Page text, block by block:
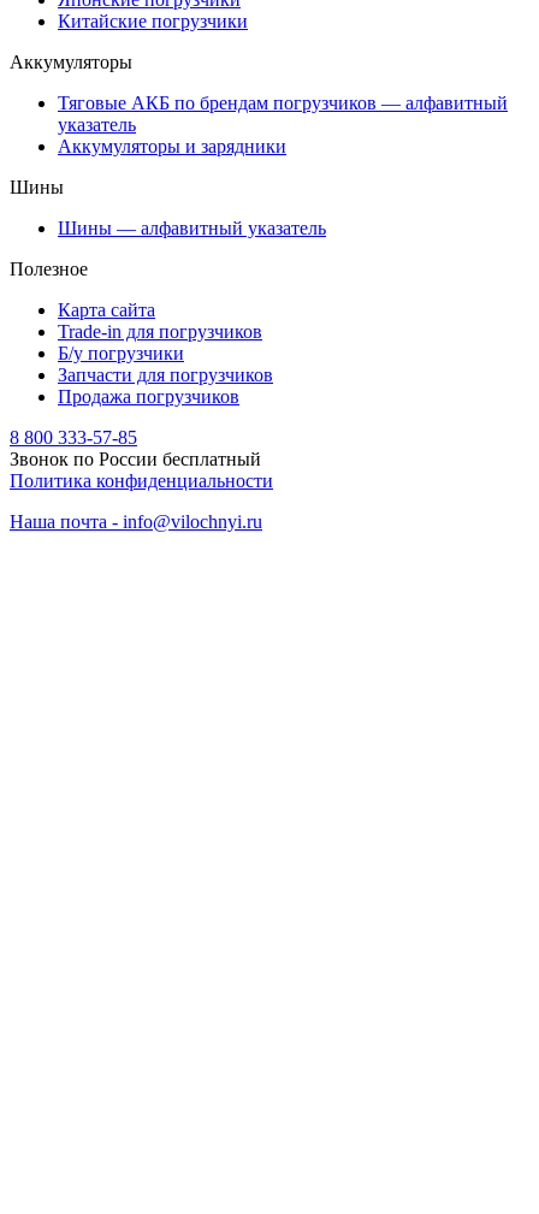
Китайские погрузчики
Аккумуляторы
Тяговые АКБ по брендам погрузчиков — алфавитный
указатель
Аккумуляторы и зарядники
Шины
Шины — алфавитный указатель
Полезное
Карта сайта
Trade-in для погрузчиков
Б/у погрузчики
Запчасти для погрузчиков
Продажа погрузчиков
8 800 333-57-85
Звонок по России бесплатный
Политика конфиденциальности
Наша почта - info@vilochnyi.ru